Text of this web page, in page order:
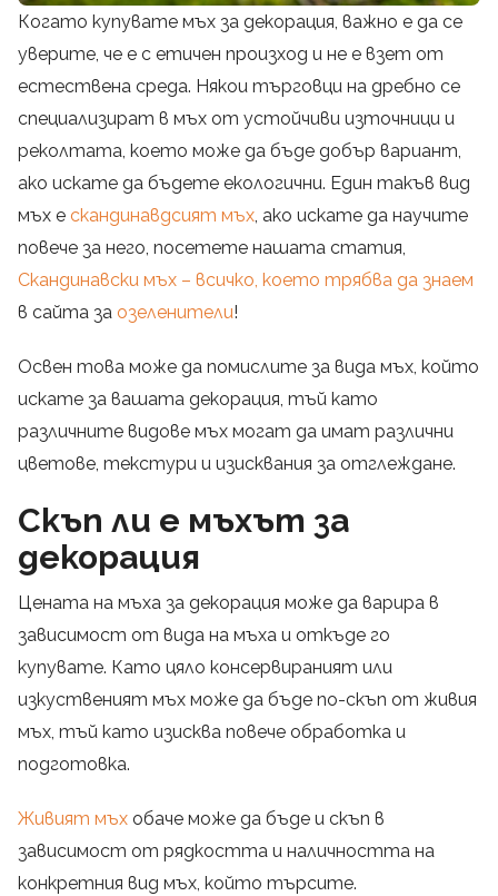
Когато купувате мъх за декорация, важно е да се
уверите, че е с етичен произход и не е взет от
естествена среда. Някои търговци на дребно се
специализират в мъх от устойчиви източници и
реколтата, което може да бъде добър вариант,
ако искате да бъдете екологични. Един такъв вид
мъх е скандинавдсият мъх, ако искате да научите
повече за него, посетете нашата статия,
Скандинавски мъх – всичко, което трябва да знаем
в сайта за озеленители!
Освен това може да помислите за вида мъх, който
искате за вашата декорация, тъй като
различните видове мъх могат да имат различни
цветове, текстури и изисквания за отглеждане.
Скъп ли е мъхът за
декорация
Цената на мъха за декорация може да варира в
зависимост от вида на мъха и откъде го
купувате. Като цяло консервираният или
изкуственият мъх може да бъде по-скъп от живия
мъх, тъй като изисква повече обработка и
подготовка.
Живият мъх обаче може да бъде и скъп в
зависимост от рядкостта и наличността на
конкретния вид мъх, който търсите.